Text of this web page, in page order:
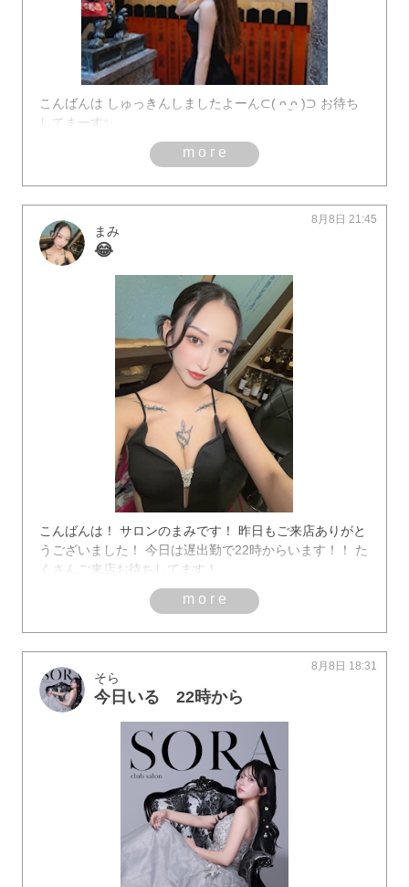
こんばんは しゅっきんしましたよーん⊂( ᴖ ̫ᴖ )⊃ お待ち
してまーす✨
more
まみ
😂
8月8日 21:45
こんばんは！ サロンのまみです！ 昨日もご来店ありがと
うございました！ 今日は遅出勤で22時からいます！！ た
くさんご来店お待ちしてます！
more
そら
今日いる 22時から
8月8日 18:31